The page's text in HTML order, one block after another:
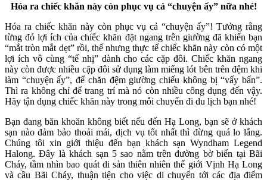
Hóa ra chiếc khăn này còn phục vụ cả “chuyện ấy” nữa nhé!
Hóa ra chiếc khăn này còn phục vụ cả “chuyện ấy”! Tưởng rằng
từng đó lợi ích của chiếc khăn đặt ngang trên giường đã khiến bạn
“mắt tròn mắt dẹt” rồi, thế nhưng thực tế chiếc khăn này còn có một
lợi ích vô cùng “tế nhị” dành cho các cặp đôi. Chiếc khăn ngang
này còn được nhiều cặp đôi sử dụng làm miếng lót bên trên đệm khi
làm “chuyện ấy”, để chăn đệm giường chiếu không bị “vấy bẩn”.
Thì ra không chỉ để trang trí mà nó còn nhiều công dụng đến vậy.
Hãy tận dụng chiếc khăn này trong mỗi chuyến đi du lịch bạn nhé!
Bạn đang băn khoăn không biết nếu đến Hạ Long, bạn sẽ ở khách
sạn nào đảm bảo thoải mái, dịch vụ tốt nhất thì đừng quá lo lắng.
Chúng tôi xin giới thiệu đến bạn khách sạn Wyndham Legend
Halong. Đây là khách sạn 5 sao nằm trên đường bờ biển tại Bãi
Cháy, tầm nhìn bao quát di sản thiên nhiên thế giới Vịnh Hạ Long
và cầu Bãi Cháy, thuận tiện cho việc di chuyển tới các địa điểm